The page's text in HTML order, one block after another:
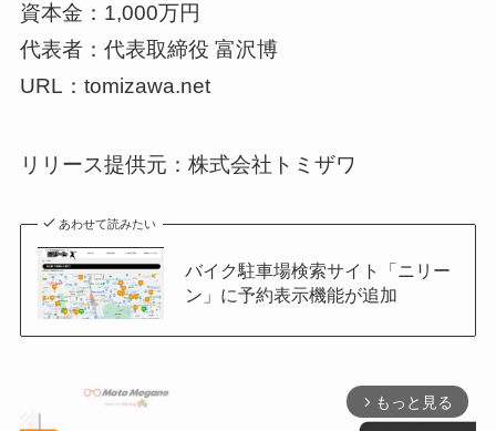
資本金：1,000万円
代表者：代表取締役 富沢博
URL：tomizawa.net
リリース提供元：株式会社トミザワ
あわせて読みたい
バイク駐車場検索サイト「ニリー
ン」に予約表示機能が追加
arrow_forward_ios もっと見る